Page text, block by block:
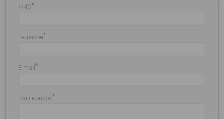
ФИО*
Телефон*
E-mail *
Ваш вопрос*